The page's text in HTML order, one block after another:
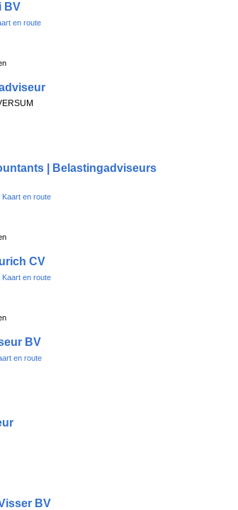
BV
en route
| Belastingadviseurs
Kaart en route
CV
Kaart en route
BV
en route
BV